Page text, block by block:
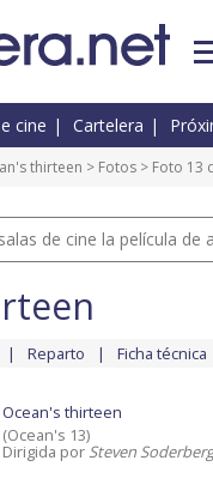
cine Cartelera
thirteen > Fotos > Foto 13
de cine la película
Reparto Ficha técnica
Ocean's thirteen
(Ocean's 13)
Dirigida por Steven